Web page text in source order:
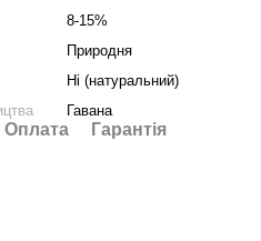
8-15%
Природня
Ні (натуральний)
Гавана
Оплата Гарантія